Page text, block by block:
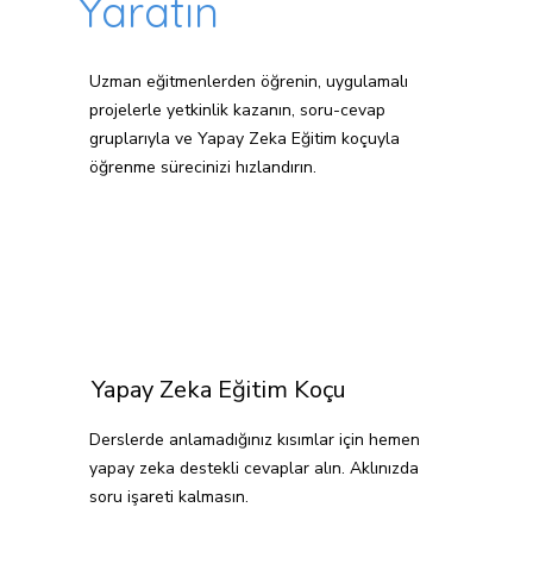
Yaratın
Uzman eğitmenlerden öğrenin, uygulamalı
projelerle yetkinlik kazanın, soru-cevap
gruplarıyla ve Yapay Zeka Eğitim koçuyla
öğrenme sürecinizi hızlandırın.
Yapay Zeka Eğitim Koçu
Derslerde anlamadığınız kısımlar için hemen
yapay zeka destekli cevaplar alın. Aklınızda
soru işareti kalmasın.